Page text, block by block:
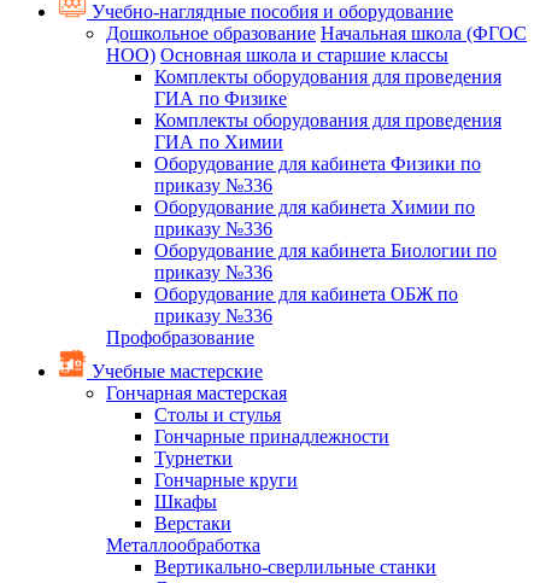
Учебно-наглядные пособия и оборудование
Дошкольное образование Начальная школа (ФГОС
НОО) Основная школа и старшие классы
Комплекты оборудования для проведения
ГИА по Физике
Комплекты оборудования для проведения
ГИА по Химии
Оборудование для кабинета Физики по
приказу №336
Оборудование для кабинета Химии по
приказу №336
Оборудование для кабинета Биологии по
приказу №336
Оборудование для кабинета ОБЖ по
приказу №336
Профобразование
Учебные мастерские
Гончарная мастерская
Столы и стулья
Гончарные принадлежности
Турнетки
Гончарные круги
Шкафы
Верстаки
Металлообработка
Вертикально-сверлильные станки